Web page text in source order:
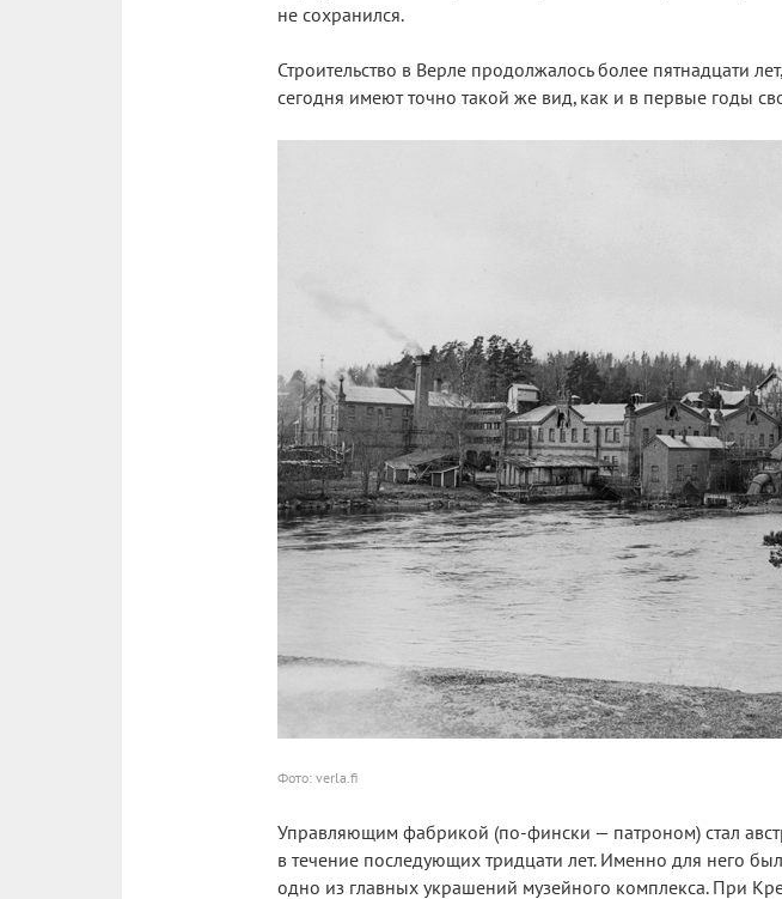
не сохранился.
Строительство в Верле продолжалось более пятнадцати
сегодня имеют точно такой же вид, как и в первые годы
Фото: verla.fi
Управляющим фабрикой (по-фински — патроном) стал
в течение последующих тридцати лет. Именно для него
одно из главных украшений музейного комплекса. При